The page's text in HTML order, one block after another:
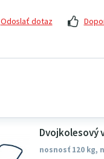
Odoslať dotaz
Dvojkolesový
nosnosť 120 kg,